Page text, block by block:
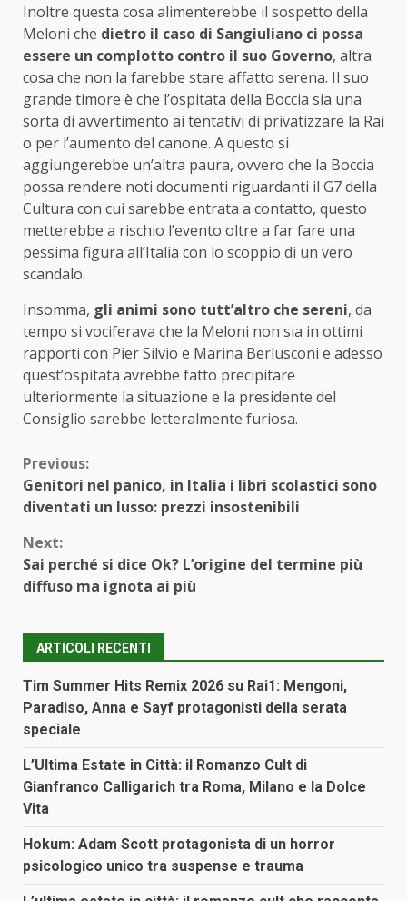
Inoltre questa cosa alimenterebbe il sospetto della
Meloni che dietro il caso di Sangiuliano ci possa
essere un complotto contro il suo Governo, altra
cosa che non la farebbe stare affatto serena. Il suo
grande timore è che l’ospitata della Boccia sia una
sorta di avvertimento ai tentativi di privatizzare la Rai
o per l’aumento del canone. A questo si
aggiungerebbe un’altra paura, ovvero che la Boccia
possa rendere noti documenti riguardanti il G7 della
Cultura con cui sarebbe entrata a contatto, questo
metterebbe a rischio l’evento oltre a far fare una
pessima figura all’Italia con lo scoppio di un vero
scandalo.
Insomma, gli animi sono tutt’altro che sereni, da
tempo si vociferava che la Meloni non sia in ottimi
rapporti con Pier Silvio e Marina Berlusconi e adesso
quest’ospitata avrebbe fatto precipitare
ulteriormente la situazione e la presidente del
Consiglio sarebbe letteralmente furiosa.
Continue
Reading
Previous:
Genitori nel panico, in Italia i libri scolastici sono
diventati un lusso: prezzi insostenibili
Next:
Sai perché si dice Ok? L’origine del termine più
diffuso ma ignota ai più
ARTICOLI RECENTI
Tim Summer Hits Remix 2026 su Rai1: Mengoni,
Paradiso, Anna e Sayf protagonisti della serata
speciale
L’Ultima Estate in Città: il Romanzo Cult di
Gianfranco Calligarich tra Roma, Milano e la Dolce
Vita
Hokum: Adam Scott protagonista di un horror
psicologico unico tra suspense e trauma